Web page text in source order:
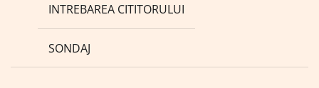
INTREBAREA CITITORULUI
SONDAJ